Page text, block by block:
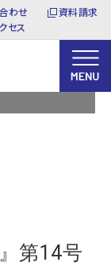
わせ
資料請求
セス
第14号